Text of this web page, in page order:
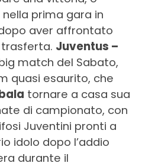
prima gara in
aver affrontato
trasferta. Juventus –
match del Sabato,
quasi esaurito, che
tornare a casa sua
di campionato, con
Juventini pronti a
idolo dopo l’addio
durante il